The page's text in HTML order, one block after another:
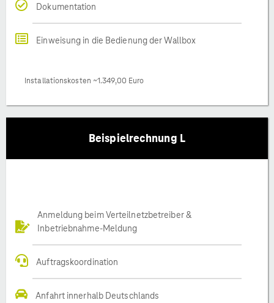
Dokumentation
Einweisung in die Bedienung der Wallbox
Installationskosten ~1.349,00 Euro
Beispielrechnung L
Anmeldung beim Verteilnetzbetreiber &
Inbetriebnahme-Meldung
Auftragskoordination
Anfahrt innerhalb Deutschlands